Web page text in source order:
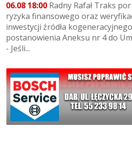
06.08 18:00 Radny Rafał Traks
ryzyka finansowego oraz
inwestycji źródła
postanowienia Aneksu nr 4 do
- Jeśli...